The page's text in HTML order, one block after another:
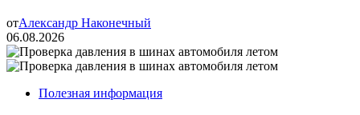
отАлександр Наконечный
06.08.2026
Полезная информация